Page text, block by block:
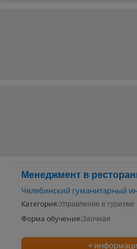
Менеджмент в
Челябинский гуманитарный
Категория:Управление в туризме
Форма обучения:Заочная
+